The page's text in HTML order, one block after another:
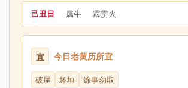
己丑日 属牛 霹雳火
宜 今日老黄历所宜
破屋 坏垣 馀事勿取